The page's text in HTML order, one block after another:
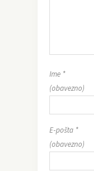
Ime *
(obavezno)
E-pošta *
(obavezno)